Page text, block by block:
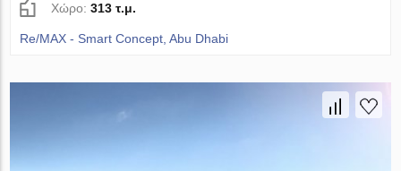
Χώρο:313 τ.μ.
Re/MAX - Smart Concept, Abu Dhabi